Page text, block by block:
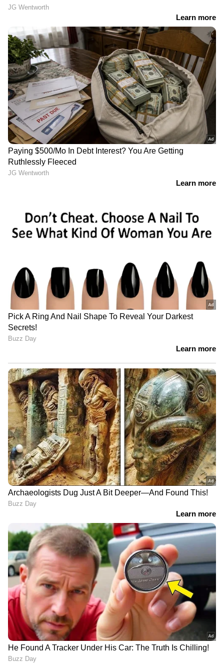
LATEST VIDEOS
പിറമാടം പള്ളിയിലെ സംഘർഷം;
വൈദികരടക്കം 17 പേർക്കെതിരെ
കേസെടുത്ത് പൊലീസ് | Piramadom
church
രക്ഷാപ്രവർത്തനത്തിന് എത്തിയ
വാഹനങ്ങൾ പെറ്റി ചുമത്തിയ
ഉദ്യോ​ഗസ്ഥനെ സസ്പെൻഡ്
ചെയ്തതിൽ പ്രതിഷേധം